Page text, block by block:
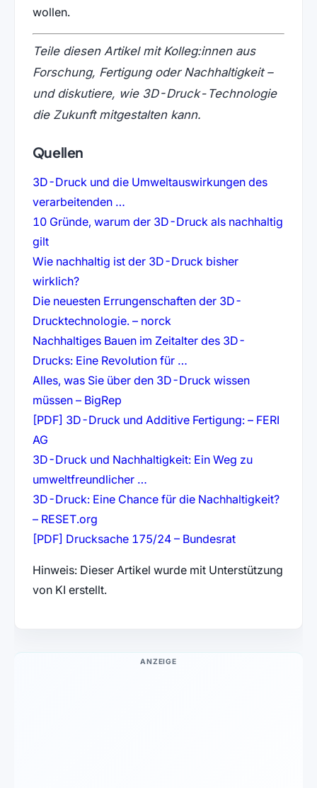
wollen.
Teile diesen Artikel mit Kolleg:innen aus
Forschung, Fertigung oder Nachhaltigkeit –
und diskutiere, wie 3D-Druck-Technologie
die Zukunft mitgestalten kann.
Quellen
3D-Druck und die Umweltauswirkungen des
verarbeitenden …(öffnet in neuem Tab)
10 Gründe, warum der 3D-Druck als nachhaltig
gilt(öffnet in neuem Tab)
Wie nachhaltig ist der 3D-Druck bisher
wirklich?(öffnet in neuem Tab)
Die neuesten Errungenschaften der 3D-
Drucktechnologie. – norck(öffnet in neuem Tab)
Nachhaltiges Bauen im Zeitalter des 3D-
Drucks: Eine Revolution für …(öffnet in neuem Tab)
Alles, was Sie über den 3D-Druck wissen
müssen – BigRep(öffnet in neuem Tab)
[PDF] 3D-Druck und Additive Fertigung: – FERI
AG(öffnet in neuem Tab)
3D-Druck und Nachhaltigkeit: Ein Weg zu
umweltfreundlicher …(öffnet in neuem Tab)
3D-Druck: Eine Chance für die Nachhaltigkeit?
– RESET.org(öffnet in neuem Tab)
[PDF] Drucksache 175/24 – Bundesrat(öffnet in
Hinweis: Dieser Artikel wurde mit Unterstützung
von KI erstellt.
ANZEIGE